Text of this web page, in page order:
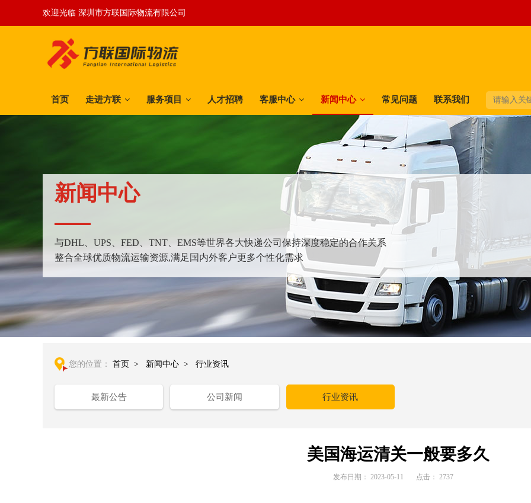
欢迎光临 深圳市方联国际物流有限公司
首页 走进方联 服务项目 人才招聘 客服中心 新闻中心 常见问题 联系我们
新闻中心
与DHL、UPS、FED、TNT、EMS等世界各大快递公司保持深度稳定的合作关系
整合全球优质物流运输资源,满足国内外客户更多个性化需求
您的位置： 首页 > 新闻中心 > 行业资讯
最新公告 公司新闻 行业资讯
美国海运清关一般要多久
发布日期： 2023-05-11 点击： 2737